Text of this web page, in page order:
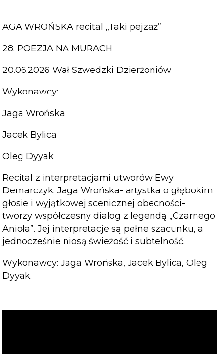
AGA WROŃSKA recital „Taki pejzaż”
28. POEZJA NA MURACH
20.06.2026 Wał Szwedzki Dzierżoniów
Wykonawcy:
Jaga Wrońska
Jacek Bylica
Oleg Dyyak
Recital z interpretacjami utworów Ewy
Demarczyk. Jaga Wrońska- artystka o głębokim
głosie i wyjątkowej scenicznej obecności-
tworzy współczesny dialog z legendą „Czarnego
Anioła”. Jej interpretacje są pełne szacunku, a
jednocześnie niosą świeżość i subtelność.
Wykonawcy: Jaga Wrońska, Jacek Bylica, Oleg
Dyyak.